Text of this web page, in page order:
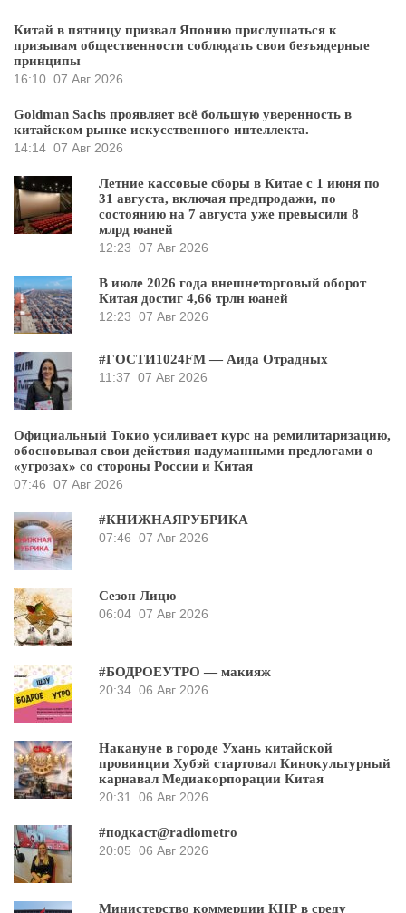
Китай в пятницу призвал Японию прислушаться к
призывам общественности соблюдать свои безъядерные
принципы
16:10 07 Авг 2026
Goldman Sachs проявляет всё большую уверенность в
китайском рынке искусственного интеллекта.
14:14 07 Авг 2026
Летние кассовые сборы в Китае с 1 июня по
31 августа, включая предпродажи, по
состоянию на 7 августа уже превысили 8
млрд юаней
12:23 07 Авг 2026
В июле 2026 года внешнеторговый оборот
Китая достиг 4,66 трлн юаней
12:23 07 Авг 2026
#ГОСТИ1024FM — Аида Отрадных
11:37 07 Авг 2026
Официальный Токио усиливает курс на ремилитаризацию,
обосновывая свои действия надуманными предлогами о
«угрозах» со стороны России и Китая
07:46 07 Авг 2026
#КНИЖНАЯРУБРИКА
07:46 07 Авг 2026
Сезон Лицю
06:04 07 Авг 2026
#БОДРОЕУТРО — макияж
20:34 06 Авг 2026
Накануне в городе Ухань китайской
провинции Хубэй стартовал Кинокультурный
карнавал Медиакорпорации Китая
20:31 06 Авг 2026
#подкаст@radiometro
20:05 06 Авг 2026
Министерство коммерции КНР в среду